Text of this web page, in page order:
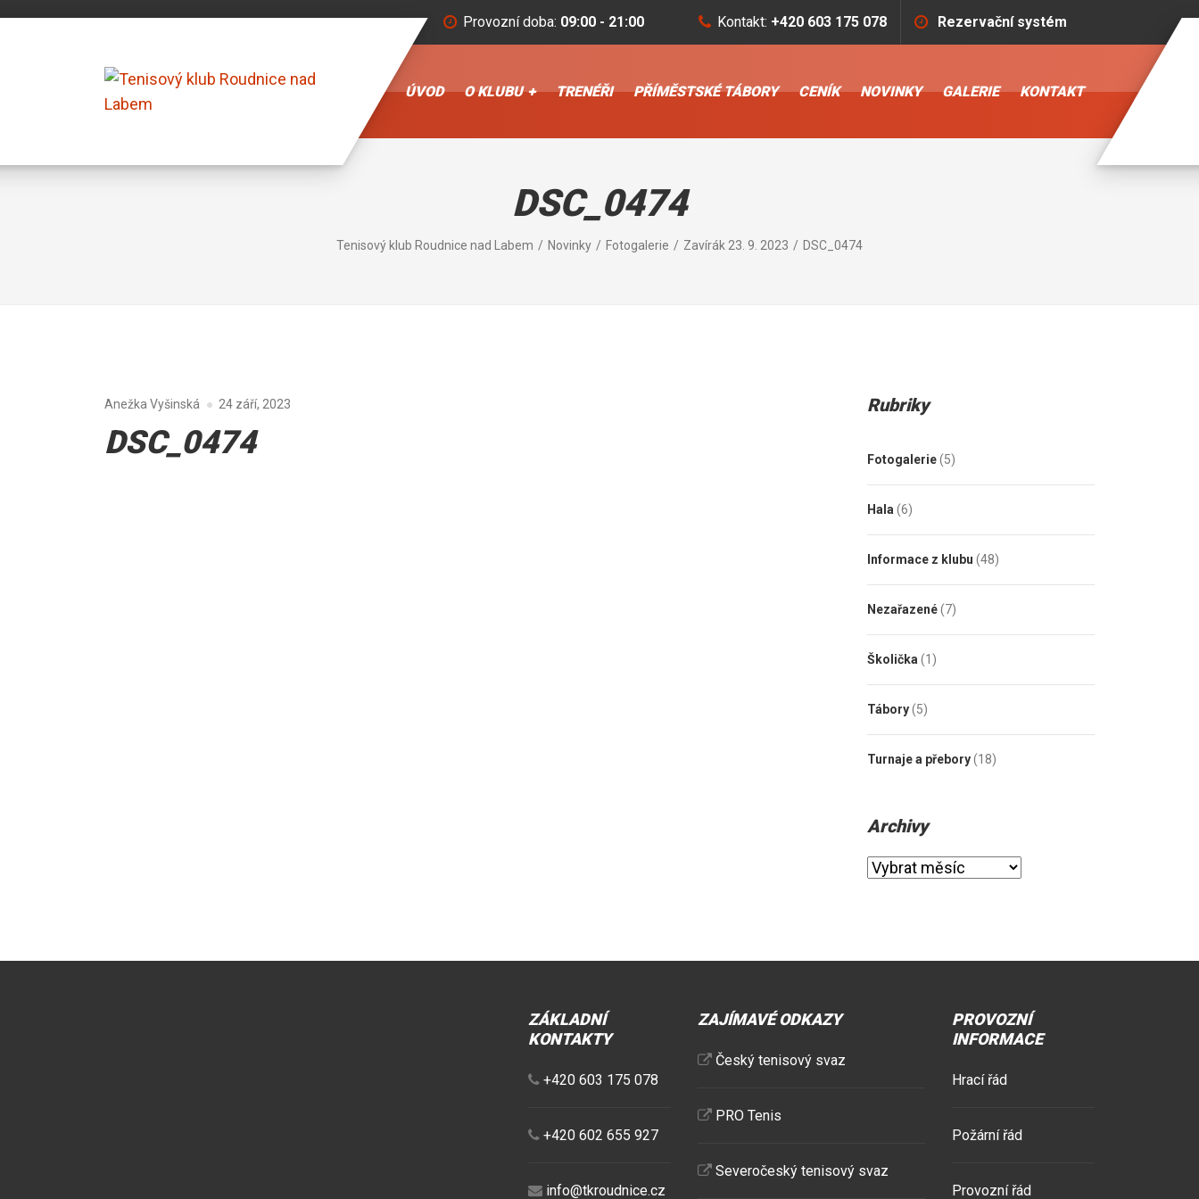
Provozní doba: 09:00 - 21:00 Kontakt: +420 603 175 078 Rezervační systém
ÚVOD O KLUBU TRENÉŘI PŘÍMĚSTSKÉ TÁBORY CENÍK NOVINKY GALERIE KONTAKT
DSC_0474
Tenisový klub Roudnice nad Labem Novinky Fotogalerie Zavírák 23. 9. 2023 DSC_0474
Anežka Vyšinská 24 září, 2023
DSC_0474
Rubriky
Fotogalerie(5)
Hala (6)
Informace z klubu (48)
Nezařazené(7)
Školička (1)
Tábory(5)
Turnaje a přebory(18)
Archivy
Archivy
ZÁKLADNÍ
KONTAKTY
+420 603 175 078
+420 602 655 927
info@tkroudnice.cz
ZAJÍMAVÉ ODKAZY
Český tenisový svaz
PRO Tenis
Severočeský tenisový svaz
PROVOZNÍ
INFORMACE
Hrací řád
Požární řád
Provozní řád